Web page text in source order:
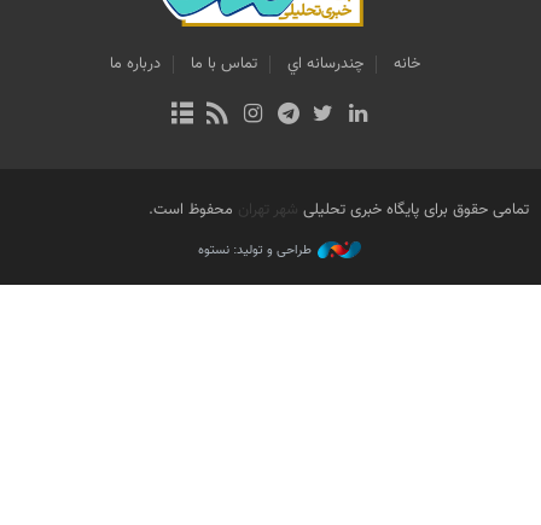
خانه چندرسانه اي تماس با ما درباره ما
تمامی حقوق برای پایگاه خبری تحلیلی شهر تهران محفوظ است.
طراحی و تولید: نستوه